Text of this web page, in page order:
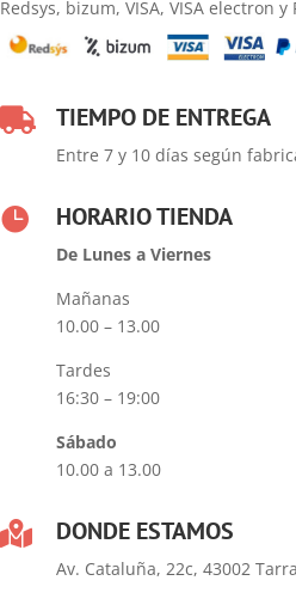
Redsys, bizum, VISA, VISA electron y
 TIEMPO DE ENTREGA
Entre 7 y 10 días según
 HORARIO TIENDA
De Lunes a Viernes
Mañanas
10.00 – 13.00
Tardes
16:30 – 19:00
Sábado
10.00 a 13.00
 DONDE ESTAMOS
Av. Cataluña, 22c, 43002